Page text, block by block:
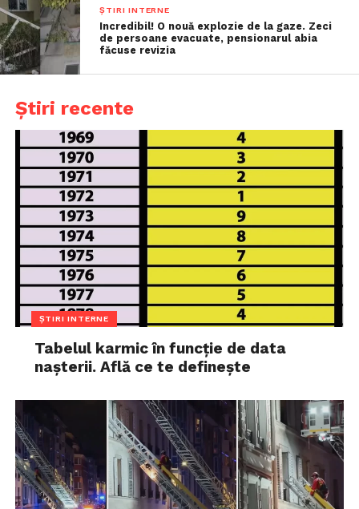
ȘTIRI INTERNE
Incredibil! O nouă explozie de la gaze. Zeci
de persoane evacuate, pensionarul abia
făcuse revizia
Știri recente
ȘTIRI INTERNE
Tabelul karmic în funcție de data
nașterii. Află ce te definește